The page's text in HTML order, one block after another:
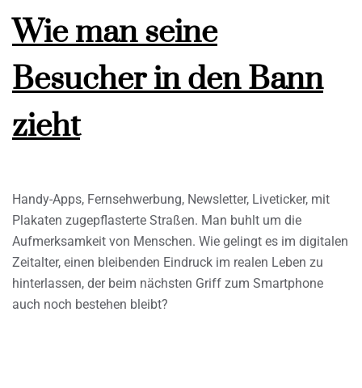
Wie man seine
Besucher in den Bann
zieht
Handy-Apps, Fernsehwerbung, Newsletter, Liveticker, mit
Plakaten zugepflasterte Straßen. Man buhlt um die
Aufmerksamkeit von Menschen. Wie gelingt es im digitalen
Zeitalter, einen bleibenden Eindruck im realen Leben zu
hinterlassen, der beim nächsten Griff zum Smartphone
auch noch bestehen bleibt?